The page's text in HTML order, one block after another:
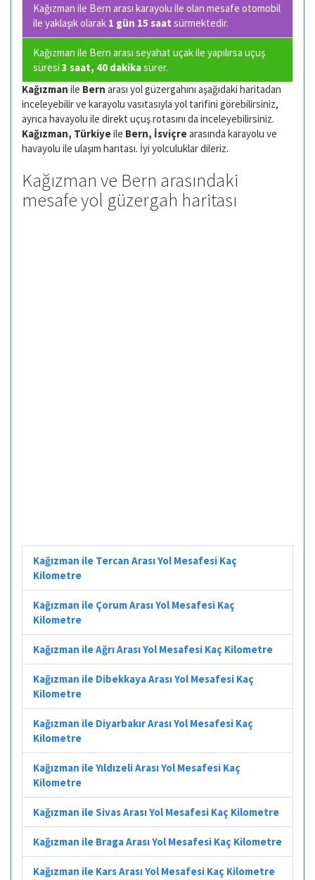
Kağızman ile Bern arası karayolu ile olan mesafe otomobil
ile yaklaşık olarak 1 gün 15 saat sürmektedir.
Kağızman ile Bern arası seyahat uçak ile yapılırsa uçuş
süresi 3 saat, 40 dakikasürer.
Kağızman ile Bern arası yol güzergahını aşağıdaki haritadan
inceleyebilir ve karayolu vasıtasıyla yol tarifini görebilirsiniz,
ayrıca havayolu ile direkt uçuş rotasını da inceleyebilirsiniz.
Kağızman, Türkiyeile Bern, İsviçrearasında karayolu ve
havayolu ile ulaşım harıtası. İyi yolculuklar dileriz.
Kağızman ve Bern arasındaki
mesafe yol güzergah haritası
Kağızman ile Tercan Arası Yol Mesafesi Kaç
Kilometre
Kağızman ile Çorum Arası Yol Mesafesi Kaç
Kilometre
Kağızman ile Ağrı Arası Yol Mesafesi Kaç Kilometre
Kağızman ile Dibekkaya Arası Yol Mesafesi Kaç
Kilometre
Kağızman ile Diyarbakır Arası Yol Mesafesi Kaç
Kilometre
Kağızman ile Yıldızeli Arası Yol Mesafesi Kaç
Kilometre
Kağızman ile Sivas Arası Yol Mesafesi Kaç Kilometre
Kağızman ile Braga Arası Yol Mesafesi Kaç Kilometre
Kağızman ile Kars Arası Yol Mesafesi Kaç Kilometre